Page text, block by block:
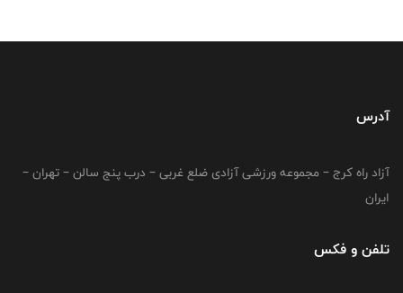
آدرس
آزاد راه کرج – مجموعه ورزشی آزادی ضلع غربی – درب پنج سالن – تهران –
ایران
تلفن و فکس